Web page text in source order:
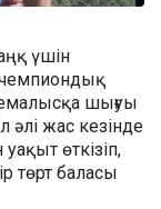
үшін
чемпиондық
шығуы
әлі жас кезінде
өткізіп,
төрт баласы